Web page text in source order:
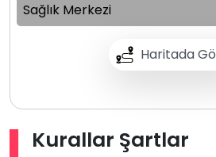
Haritada
Sağlık Merkezi
Kurallar Şartlar